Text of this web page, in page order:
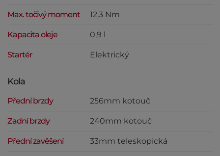
Max. točivý moment 12,3 Nm
Kapacita oleje 0,9 l
Startér Elektrický
Kola
Přední brzdy 256mm kotouč
Zadní brzdy 240mm kotouč
Přední zavěšení 33mm teleskopická